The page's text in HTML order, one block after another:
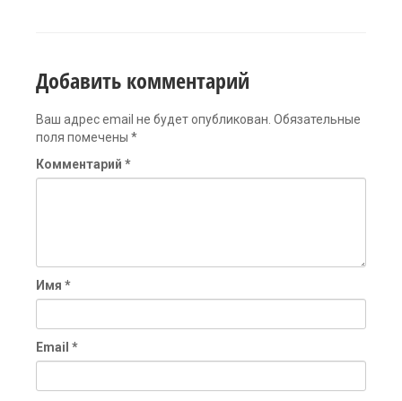
Добавить комментарий
Ваш адрес email не будет опубликован. Обязательные
поля помечены *
Комментарий *
Имя *
Email *